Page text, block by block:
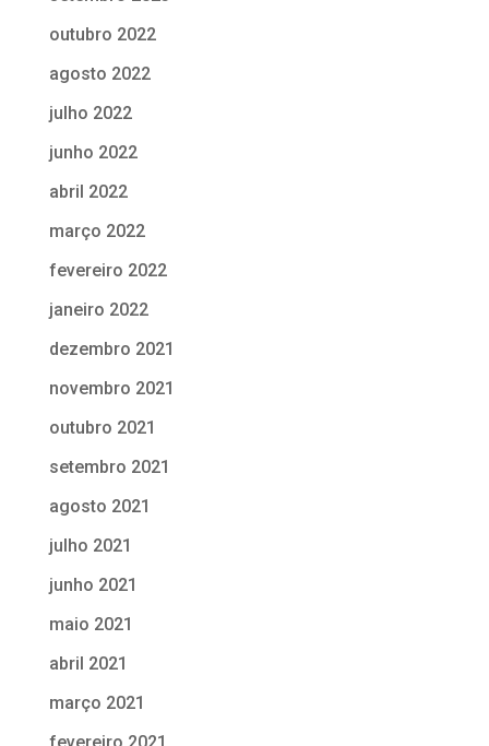
outubro 2022
agosto 2022
julho 2022
junho 2022
abril 2022
março 2022
fevereiro 2022
janeiro 2022
dezembro 2021
novembro 2021
outubro 2021
setembro 2021
agosto 2021
julho 2021
junho 2021
maio 2021
abril 2021
março 2021